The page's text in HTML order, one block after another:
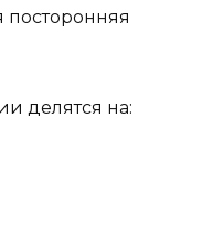
посторонняя
делятся на: